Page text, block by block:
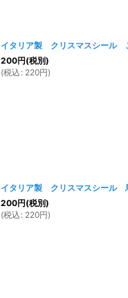
イタリア製 クリスマスシール
200円(税別)
(税込 : 220円)
イタリア製 クリスマスシー
200円(税別)
(税込 : 220円)